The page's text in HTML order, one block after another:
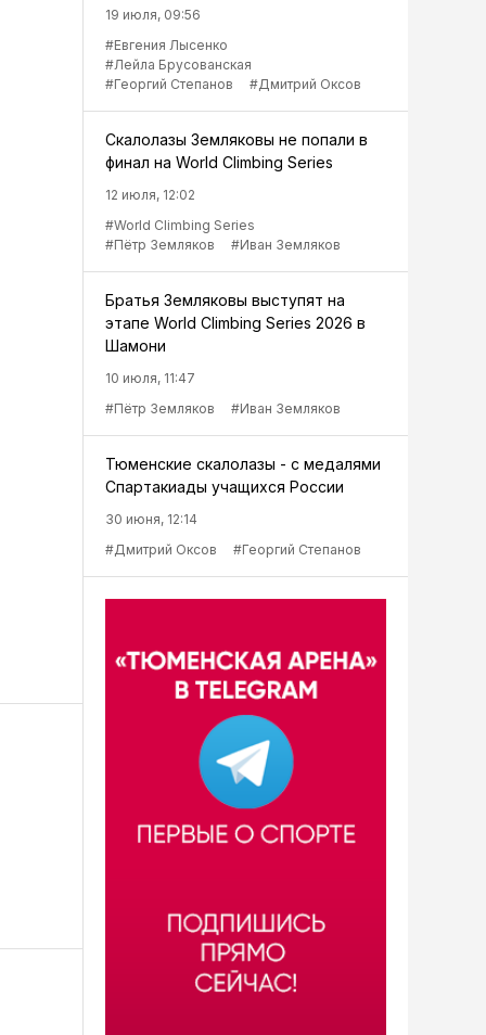
19 июля, 09:56
#Евгения Лысенко
#Лейла Брусованская
#Георгий Степанов
#Дмитрий Оксов
Скалолазы Земляковы не попали в
финал на World Climbing Series
12 июля, 12:02
#World Climbing Series
#Пётр Земляков
#Иван Земляков
Братья Земляковы выступят на
этапе World Climbing Series 2026 в
Шамони
10 июля, 11:47
#Пётр Земляков
#Иван Земляков
Тюменские скалолазы - с медалями
Спартакиады учащихся России
30 июня, 12:14
#Дмитрий Оксов
#Георгий Степанов